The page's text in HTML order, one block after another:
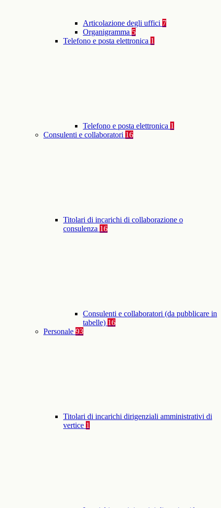
Articolazione degli uffici 7
Organigramma 5
Telefono e posta elettronica 1
Telefono e posta elettronica 1
Consulenti e collaboratori 16
Titolari di incarichi di collaborazione o
consulenza 16
Consulenti e collaboratori (da pubblicare in
tabelle) 16
Personale 93
Titolari di incarichi dirigenziali amministrativi di
vertice 1